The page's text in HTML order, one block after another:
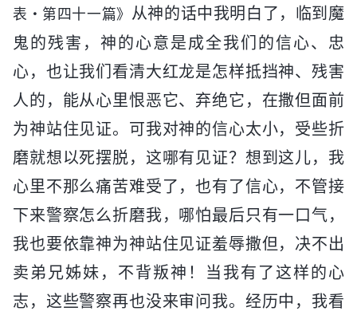
表・第四十一篇》 从神的话中我明白了，临到魔
鬼的残害，神的心意是成全我们的信心、忠
心，也让我们看清大红龙是怎样抵挡神、残害
人的，能从心里恨恶它、弃绝它，在撒但面前
为神站住见证。可我对神的信心太小，受些折
磨就想以死摆脱，这哪有见证？想到这儿，我
心里不那么痛苦难受了，也有了信心，不管接
下来警察怎么折磨我，哪怕最后只有一口气，
我也要依靠神为神站住见证羞辱撒但，决不出
卖弟兄姊妹，不背叛神！当我有了这样的心
志，这些警察再也没来审问我。经历中，我看